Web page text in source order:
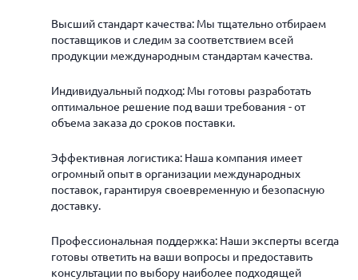
Высший стандарт качества: Мы тщательно отбираем
поставщиков и следим за соответствием всей
продукции международным стандартам качества.
Индивидуальный подход: Мы готовы разработать
оптимальное решение под ваши требования - от
объема заказа до сроков поставки.
Эффективная логистика: Наша компания имеет
огромный опыт в организации международных
поставок, гарантируя своевременную и безопасную
доставку.
Профессиональная поддержка: Наши эксперты всегда
готовы ответить на ваши вопросы и предоставить
консультации по выбору наиболее подходящей